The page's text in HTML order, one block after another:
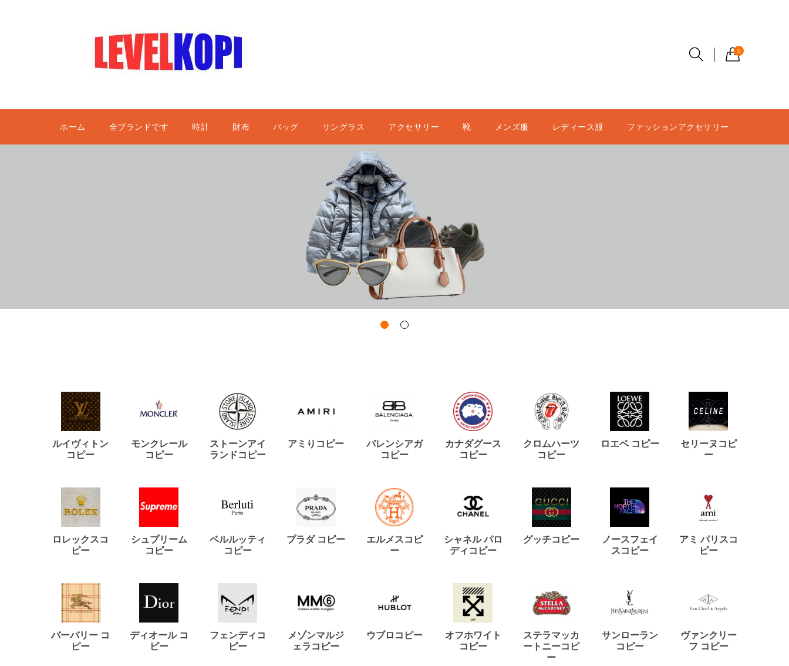
0
ホーム 全ブランドです 時計 財布 バッグ サングラス アクセサリー 靴 メンズ服 レディース服 ファッションアクセサリー
ルイヴィトン
コピー
モンクレール
コピー
ストーンアイ
ランドコピー
アミりコピー
バレンシアガ
コピー
カナダグース
コピー
クロムハーツ
コピー
ロエベ コピー
セリーヌコピ
ー
ロレックスコ
ピー
シュプリーム
コピー
ベルルッティ
コピー
プラダ コピー
エルメスコピ
ー
シャネル パロ
ディコピー
グッチコピー
ノースフェイ
スコピー
アミ パリスコ
ピー
バーバリー コ
ピー
ディオール コ
ピー
フェンディコ
ピー
メゾンマルジ
ェラコピー
ウブロコピー
オフホワイト
コピー
ステラマッカ
ートニーコピ
ー
サンローラン
コピー
ヴァンクリー
フ コピー